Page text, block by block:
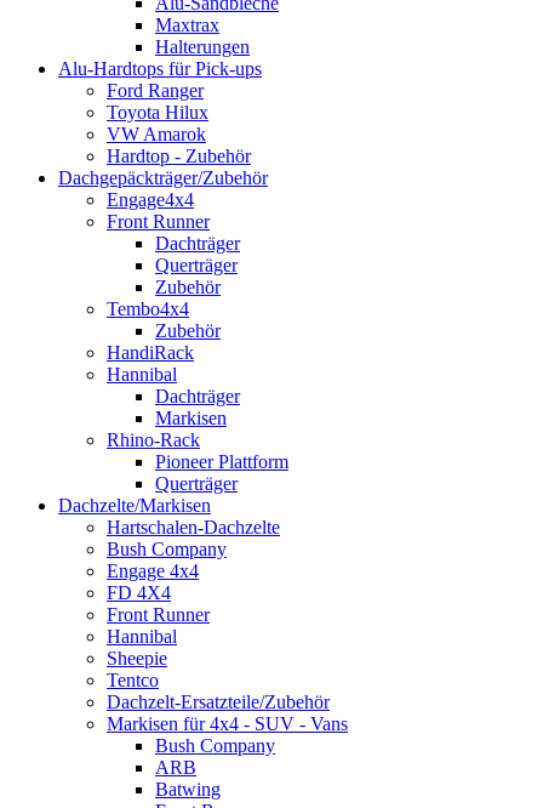
Maxtrax
Halterungen
Alu-Hardtops für Pick-ups
Ford Ranger
Toyota Hilux
VW Amarok
Hardtop - Zubehör
Dachgepäckträger/Zubehör
Engage4x4
Front Runner
Dachträger
Querträger
Zubehör
Tembo4x4
Zubehör
HandiRack
Hannibal
Dachträger
Markisen
Rhino-Rack
Pioneer Plattform
Querträger
Dachzelte/Markisen
Hartschalen-Dachzelte
Bush Company
Engage 4x4
FD 4X4
Front Runner
Hannibal
Sheepie
Tentco
Dachzelt-Ersatzteile/Zubehör
Markisen für 4x4 - SUV - Vans
Bush Company
ARB
Batwing